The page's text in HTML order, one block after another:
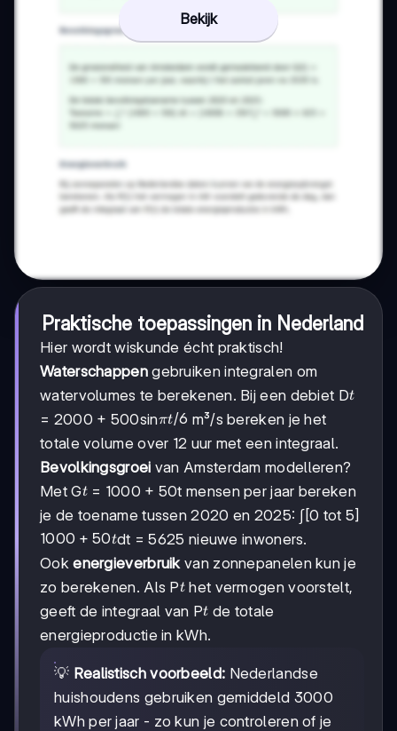
Bekijk
Praktische toepassingen in Nederland
Hier wordt wiskunde écht praktisch!
Waterschappengebruiken integralen om
watervolumes te berekenen. Bij een debiet Dt
t
= 2000 + 500sinπt/6
πt/6 m³/s bereken je het
totale volume over 12 uur met een integraal.
Bevolkingsgroei van Amsterdam modelleren?
Met Gt
t= 1000 + 50t mensen per jaar bereken
je de toename tussen 2020 en 2025: ∫[0 tot 5]
1000
+
50t
1000 + 50tdt = 5625 nieuwe inwoners.
Ookenergieverbruik van zonnepanelen kun je
zo berekenen. Als Pt
t het vermogen voorstelt,
geeft de integraal van Pt
t de totale
energieproductie in kWh.
💡 Realistisch voorbeeld: Nederlandse
huishoudens gebruiken gemiddeld 3000
kWh per jaar - zo kun je controleren of je